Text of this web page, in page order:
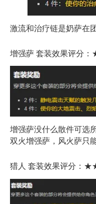
激流和治疗链是奶萨在
增强萨 套装效果评分
增强萨没什么散件可选
双火增强萨，风火萨只
猎人 套装效果评分：